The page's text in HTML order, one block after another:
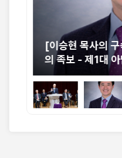
[이승현 목사의
의 족보 - 제1대
리고 에녹의 동시